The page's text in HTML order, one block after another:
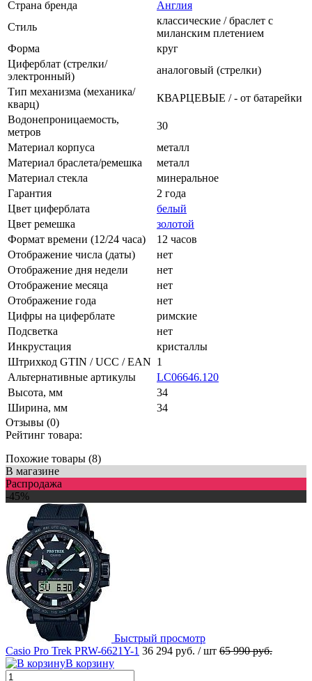
Страна бренда
Англия
Стиль
классические / браслет с
миланским плетением
Форма
круг
Циферблат (стрелки/
электронный)
аналоговый (стрелки)
Тип механизма (механика/
кварц)
КВАРЦЕВЫЕ / - от батарейки
Водонепроницаемость,
метров
30
Материал корпуса
металл
Материал браслета/ремешка
металл
Материал стекла
минеральное
Гарантия
2 года
Цвет циферблата
белый
Цвет ремешка
золотой
Формат времени (12/24 часа)
12 часов
Отображение числа (даты)
нет
Отображение дня недели
нет
Отображение месяца
нет
Отображение года
нет
Цифры на циферблате
римские
Подсветка
нет
Инкрустация
кристаллы
Штрихкод GTIN / UCC / EAN 1
Альтернативные артикулы
LC06646.120
Высота, мм
34
Ширина, мм
34
Отзывы (0)
Рейтинг товара:
Похожие товары (8)
В магазине
Распродажа
-45%
Быстрый просмотр
Casio Pro Trek PRW-6621Y-1 36 294 руб. / шт 65 990 руб.
В корзину